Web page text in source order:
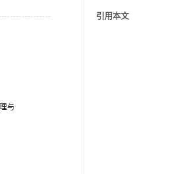
引用本文